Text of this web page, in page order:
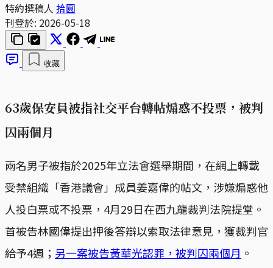
特約撰稿人 拾圓
刊登於: 2026-05-18
收藏
63歲保安員被指社交平台轉帖煽惑不投票，被判
囚兩個月
兩名男子被指於2025年立法會選舉期間，在網上轉載
受禁組織「香港議會」成員姜嘉偉的帖文，涉嫌煽惑他
人投白票或不投票，4月29日在西九龍裁判法院提堂。
首被告林國偉提出押後答辯以索取法律意見，獲裁判官
給予4週； 另一案被告黃華光認罪，被判囚兩個月 。